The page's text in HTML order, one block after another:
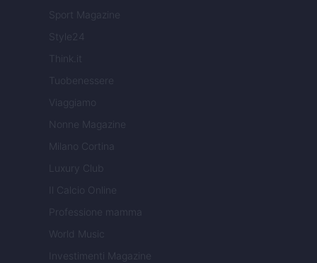
Sport Magazine
Style24
Think.it
Tuobenessere
Viaggiamo
Nonne Magazine
Milano Cortina
Luxury Club
Il Calcio Online
Professione mamma
World Music
Investimenti Magazine